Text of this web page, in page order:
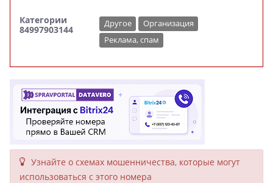
Категории
84997903144
Другое
Организация
Реклама, спам
Узнайте о схемах мошенни­чества, кото­рые могут
исполь­зоваться с этого номера